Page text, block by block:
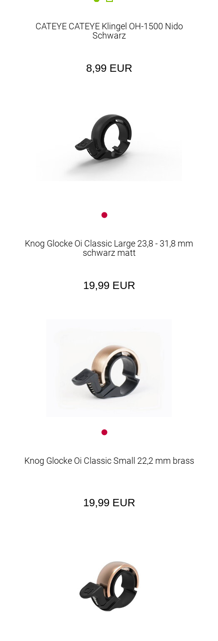
CATEYE CATEYE Klingel OH-1500 Nido
Schwarz
8,99 EUR
Knog Glocke Oi Classic Large 23,8 - 31,8 mm
schwarz matt
19,99 EUR
Knog Glocke Oi Classic Small 22,2 mm brass
19,99 EUR